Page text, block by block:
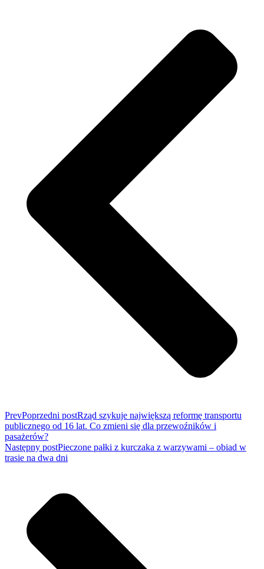
PrevPoprzedni postRząd szykuje największą reformę transportu
publicznego od 16 lat. Co zmieni się dla przewoźników i
pasażerów?
Następny postPieczone pałki z kurczaka z warzywami – obiad w
trasie na dwa dni